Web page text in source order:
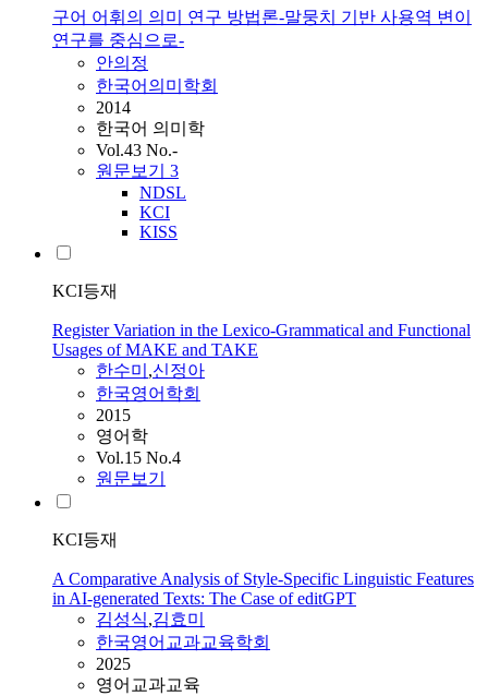
구어 어휘의 의미 연구 방법론-말뭉치 기반 사용역 변이
연구를 중심으로-
안의정
한국어의미학회
2014
한국어 의미학
Vol.43 No.-
원문보기 3
NDSL
KCI
KISS
KCI등재
Register Variation in the Lexico-Grammatical and Functional
Usages of MAKE and TAKE
한수미 ,신정아
한국영어학회
2015
영어학
Vol.15 No.4
원문보기
KCI등재
A Comparative Analysis of Style-Specific Linguistic Features
in AI-generated Texts: The Case of editGPT
김성식,김효미
한국영어교과교육학회
2025
영어교과교육